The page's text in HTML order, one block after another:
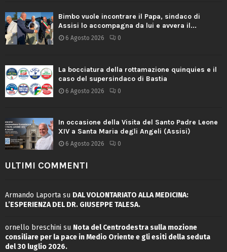
Bimbo vuole incontrare il Papa, sindaco di
Assisi lo accompagna da lui e avvera il...
6 Agosto 2026 0
La bocciatura della rottamazione quinquies e il
caso del supersindaco di Bastia
6 Agosto 2026 0
In occasione della Visita del Santo Padre Leone
XIV a Santa Maria degli Angeli (Assisi)
6 Agosto 2026 0
ULTIMI COMMENTI
Armando Laporta su DAL VOLONTARIATO ALLA MEDICINA:
L’ESPERIENZA DEL DR. GIUSEPPE TALESA.
ornello breschini su Nota del Centrodestra sulla mozione
consiliare per la pace in Medio Oriente e gli esiti della seduta
del 30 luglio 2026.